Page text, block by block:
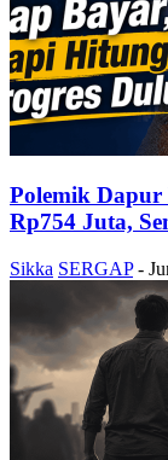
Polemik
Rp754 Juta,
Sikka SERGAP -